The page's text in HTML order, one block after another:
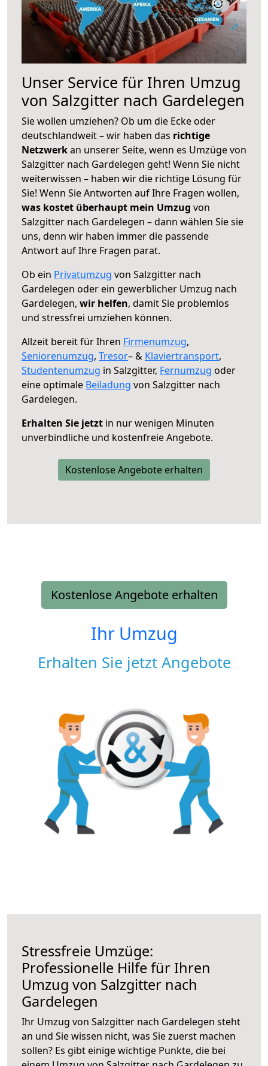
Unser Service für Ihren Umzug
von Salzgitter nach Gardelegen
Sie wollen umziehen? Ob um die Ecke oder
deutschlandweit – wir haben das richtige
Netzwerkan unserer Seite, wenn es Umzüge von
Salzgitter nach Gardelegen geht! Wenn Sie nicht
weiterwissen – haben wir die richtige Lösung für
Sie! Wenn Sie Antworten auf Ihre Fragen wollen,
was kostet überhaupt mein Umzug von
Salzgitter nach Gardelegen – dann wählen Sie sie
uns, denn wir haben immer die passende
Antwort auf Ihre Fragen parat.
Ob ein Privatumzug von Salzgitter nach
Gardelegen oder ein gewerblicher Umzug nach
Gardelegen, wir helfen, damit Sie problemlos
und stressfrei umziehen können.
Allzeit bereit für Ihren Firmenumzug,
Seniorenumzug, Tresor– & Klaviertransport,
Studentenumzug in Salzgitter, Fernumzug oder
eine optimale Beiladung von Salzgitter nach
Gardelegen.
Erhalten Sie jetzt in nur wenigen Minuten
unverbindliche und kostenfreie Angebote.
Kostenlose Angebote erhalten
Kostenlose Angebote erhalten
Ihr Umzug
Erhalten Sie jetzt Angebote
Stressfreie Umzüge:
Professionelle Hilfe für Ihren
Umzug von Salzgitter nach
Gardelegen
Ihr Umzug von Salzgitter nach Gardelegen steht
an und Sie wissen nicht, was Sie zuerst machen
sollen? Es gibt einige wichtige Punkte, die bei